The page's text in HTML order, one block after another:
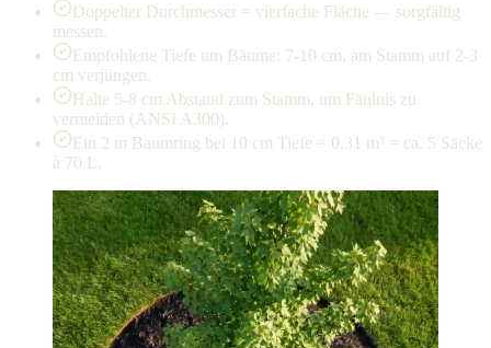
Doppelter Durchmesser = vierfache Fläche — sorgfältig
messen.
Empfohlene Tiefe um Bäume: 7-10 cm, am Stamm auf 2-3
cm verjüngen.
Halte 5-8 cm Abstand zum Stamm, um Fäulnis zu
vermeiden (ANSI A300).
Ein 2 m Baumring bei 10 cm Tiefe = 0,31 m³ = ca. 5 Säcke
à 70 L.